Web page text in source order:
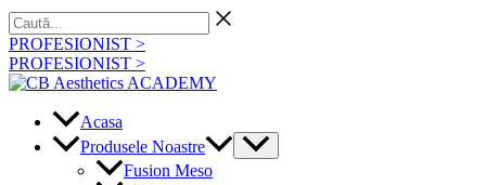
Skip
to
content
Caută...
PROFESIONIST >
PROFESIONIST >
Acasa
Produsele Noastre
Menu
Toggle
Fusion Meso